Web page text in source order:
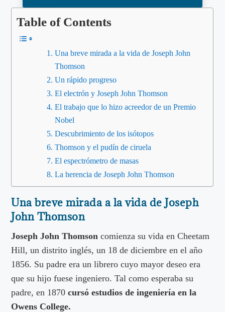
Table of Contents
Una breve mirada a la vida de Joseph John
Thomson
Un rápido progreso
El electrón y Joseph John Thomson
El trabajo que lo hizo acreedor de un Premio
Nobel
Descubrimiento de los isótopos
Thomson y el pudín de ciruela
El espectrómetro de masas
La herencia de Joseph John Thomson
Una breve mirada a la vida de Joseph
John Thomson
Joseph John Thomson comienza su vida en Cheetam
Hill, un distrito inglés, un 18 de diciembre en el año
1856. Su padre era un librero cuyo mayor deseo era
que su hijo fuese ingeniero. Tal como esperaba su
padre, en 1870cursó estudios de ingeniería en la
Owens College.